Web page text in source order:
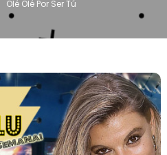
Olé Olé Por Ser Tú